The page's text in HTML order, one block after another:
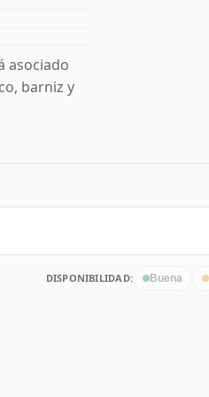
asociado
barniz y
DISPONIBILIDAD: Buena